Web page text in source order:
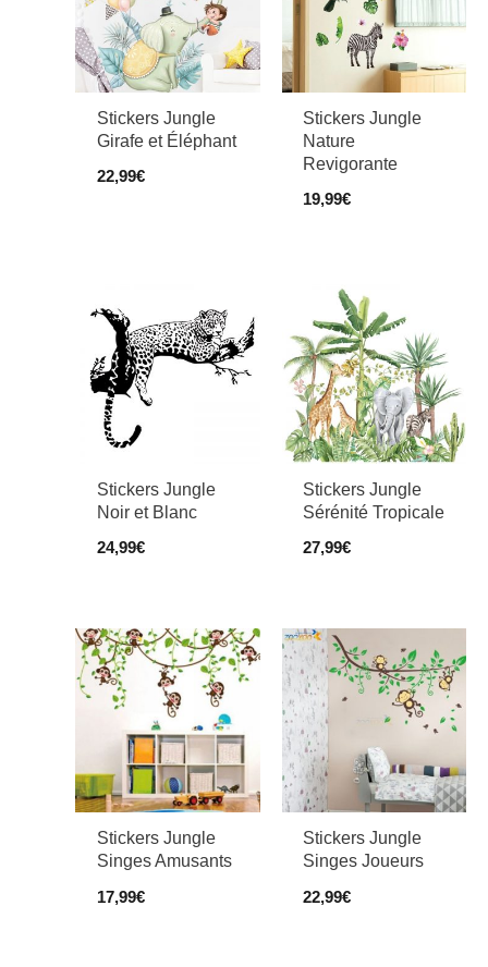
Stickers Jungle
Girafe et Éléphant
22,99€
Stickers Jungle
Nature
Revigorante
19,99€
Stickers Jungle
Noir et Blanc
24,99€
Stickers Jungle
Sérénité Tropicale
27,99€
Stickers Jungle
Singes Amusants
17,99€
Stickers Jungle
Singes Joueurs
22,99€